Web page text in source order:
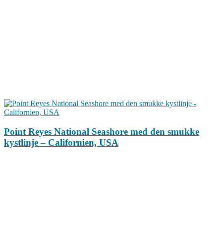
Point Reyes National Seashore med den smukke
kystlinje – Californien, USA